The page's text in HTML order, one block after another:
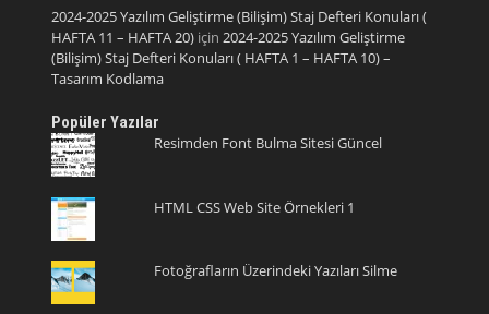
2024-2025 Yazılım Geliştirme (Bilişim) Staj Defteri Konuları (
HAFTA 11 – HAFTA 20)için 2024-2025 Yazılım Geliştirme
(Bilişim) Staj Defteri Konuları ( HAFTA 1 – HAFTA 10) –
Tasarım Kodlama
Popüler Yazılar
Resimden Font Bulma Sitesi Güncel
HTML CSS Web Site Örnekleri 1
Fotoğrafların Üzerindeki Yazıları Silme